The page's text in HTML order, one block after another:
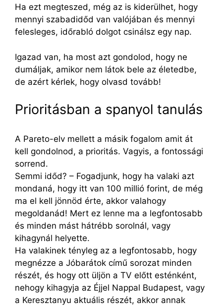
Ha ezt megteszed, még az is kiderülhet, hogy
mennyi szabadidőd van valójában és mennyi
felesleges, időrabló dolgot csinálsz egy nap.
Igazad van, ha most azt gondolod, hogy ne
dumáljak, amikor nem látok bele az életedbe,
de azért kérlek, hogy olvasd tovább!
Prioritásban a spanyol tanulás
A Pareto-elv mellett a másik fogalom amit át
kell gondolnod, a prioritás. Vagyis, a fontossági
sorrend.
Semmi időd? – Fogadjunk, hogy ha valaki azt
mondaná, hogy itt van 100 millió forint, de még
ma el kell jönnöd érte, akkor valahogy
megoldanád! Mert ez lenne ma a legfontosabb
és minden mást hátrébb sorolnál, vagy
kihagynál helyette.
Ha valakinek tényleg az a legfontosabb, hogy
megnézze a Jóbarátok című sorozat minden
részét, és hogy ott üljön a TV előtt esténként,
nehogy kihagyja az Éjjel Nappal Budapest, vagy
a Keresztanyu aktuális részét, akkor annak